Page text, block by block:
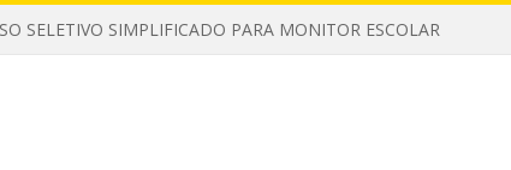
SELETIVO SIMPLIFICADO PARA MONITOR ESCOLAR